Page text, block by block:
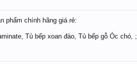
phẩm chính hãng giá rẻ:
Tủ bếp xoan đào, Tủ bếp gỗ Óc chó, ;